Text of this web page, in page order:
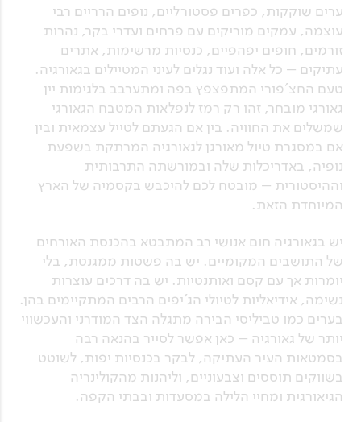
ערים שוקקות, כפרים פסטורליים, נופים הרריים רבי
עוצמה, עמקים מוריקים עם פרחים ועדרי בקר, נהרות
זורמים, חופים יפהפיים, כנסיות מרשימות, אתרים
עתיקים – כל אלה ועוד נגלים לעיני המטיילים בגאורגיה.
טעם החצ'פורי המתפצפץ בפה ומתערבב בלגימות יין
גאורגי מובחר, זהו רק רמז לנפלאות המטבח הגאורגי
שמשלים את החוויה. בין אם הגעתם לטייל עצמאית ובין
אם במסגרת טיול מאורגן לגאורגיה המרתקת בשפעת
נופיה, באדריכלות שלה ובמורשתה התרבותית
וההיסטורית – מובטח לכם להיכבש בקסמיה של הארץ
המיוחדת הזאת.
יש בגאורגיה חום אנושי רב המתבטא בהכנסת האורחים
של התושבים המקומיים. יש בה פשטות ממגנטת, בלי
יומרות אך עם קסם ואותנטיות. יש בה דרכים עוצרות
נשימה, אידיאליות לטיולי הג'יפים הרבים המתקיימים בהן.
בערים כמו טביליסי הבירה מתגלה הצד המודרני והעכשווי
יותר של גאורגיה – כאן אפשר לסייר בהנאה רבה
בסמטאות העיר העתיקה, לבקר בכנסיות יפות, לשוטט
בשווקים תוססים וצבעוניים, וליהנות מהקולינריה
הגיאורגית ומחיי הלילה במסעדות ובבתי הקפה.